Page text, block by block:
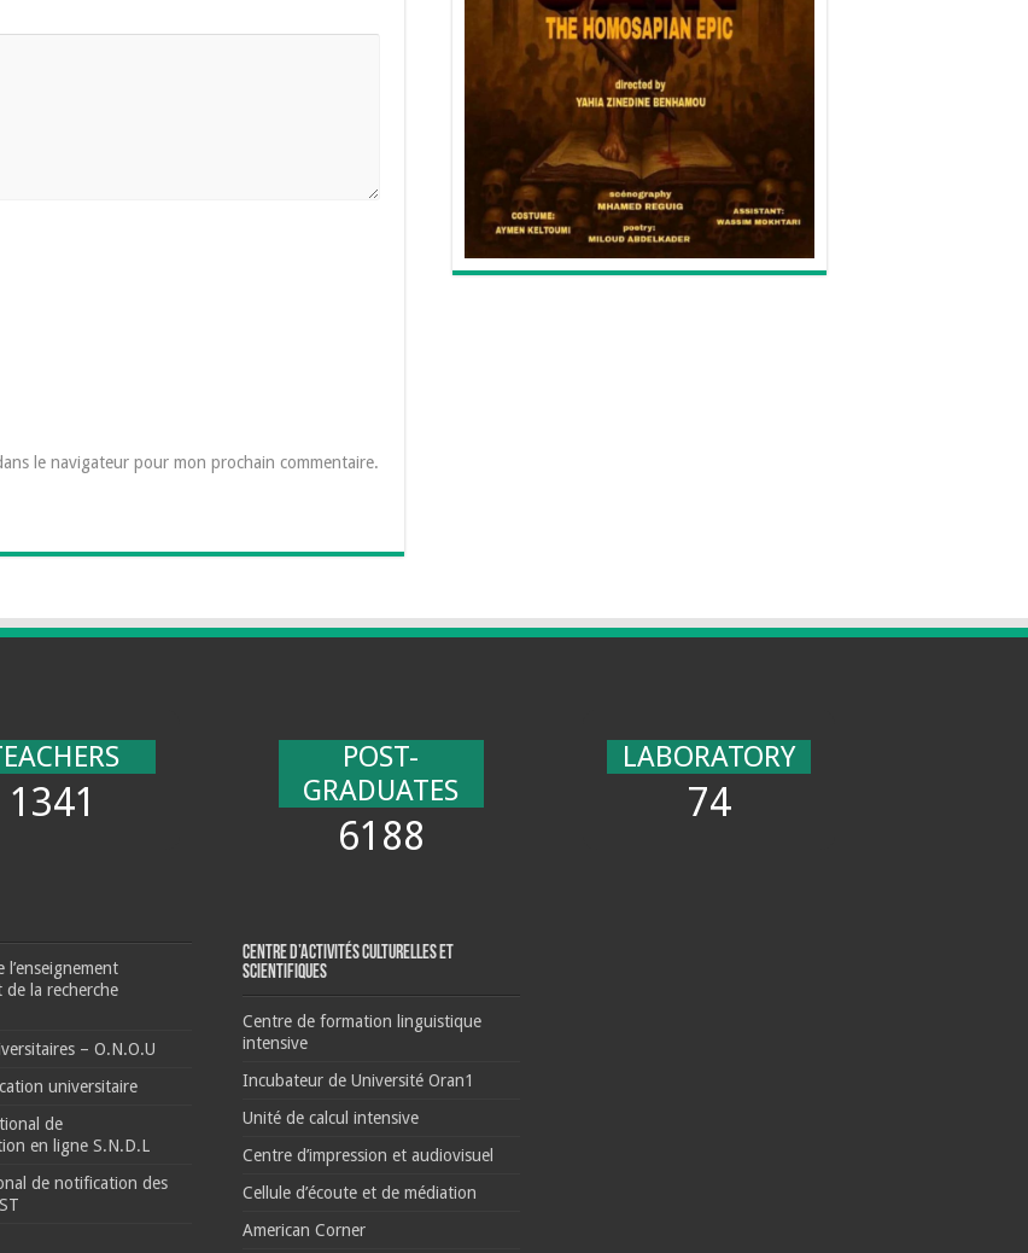
le navigateur pour mon prochain commentaire.
1341
l’enseignement
de la recherche
– O.N.O.U
universitaire
de
en ligne S.N.D.L
de notification des
POST-
GRADUATES
6188
Centre d’activités culturelles et
scientifiques
Centre de formation linguistique
intensive
Incubateur de Université Oran1
Unité de calcul intensive
Centre d’impression et audiovisuel
Cellule d’écoute et de médiation
American Corner
LABORATORY
74